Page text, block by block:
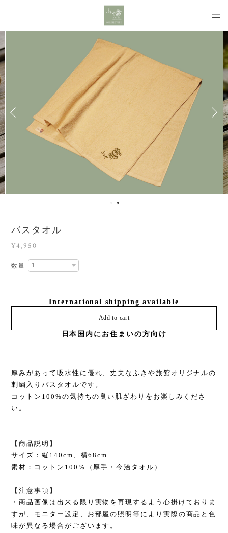
バスタオル
¥4,950
数量
International shipping available
Add to cart
日本国内にお住まいの方向け
厚みがあって吸水性に優れ、丈夫なふきや旅館オリジナルの
刺繍入りバスタオルです。
コットン100%の気持ちの良い肌ざわりをお楽しみくださ
い。
【商品説明】
サイズ：縦140cm、横68cm
素材：コットン100％（厚手・今治タオル）
【注意事項】
・商品画像は出来る限り実物を再現するよう心掛けておりま
すが、モニター設定、お部屋の照明等により実際の商品と色
味が異なる場合がございます。